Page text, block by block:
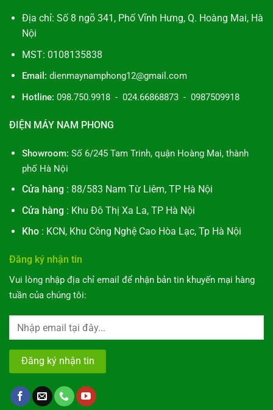
Địa chỉ: Số 8 ngõ 341, Phố Vĩnh Hưng, Q. Hoàng Mai, Hà
Nội
MST: 0108135838
Email: dienmaynamphong12@gmail.com
Hotline: 098.750.9918 - 024.66868873 - 0987509918
ĐIỆN MÁY NAM PHONG
Showroom: Số 6/245 Tam Trinh, quận Hoàng Mai, thành
phố Hà Nội
Cửa hàng : 88/583 Nam Từ Liêm, TP Hà Nội
Cửa hàng : Khu Đô Thị Xa La, TP Hà Nội
Kho: KCN, Khu Công Nghệ Cao Hòa Lạc, Tp Hà Nội
Đăng ký nhận tin
Vui lòng nhập địa chỉ email để nhận bản tin khuyến mại hàng
tuần của chúng tôi: